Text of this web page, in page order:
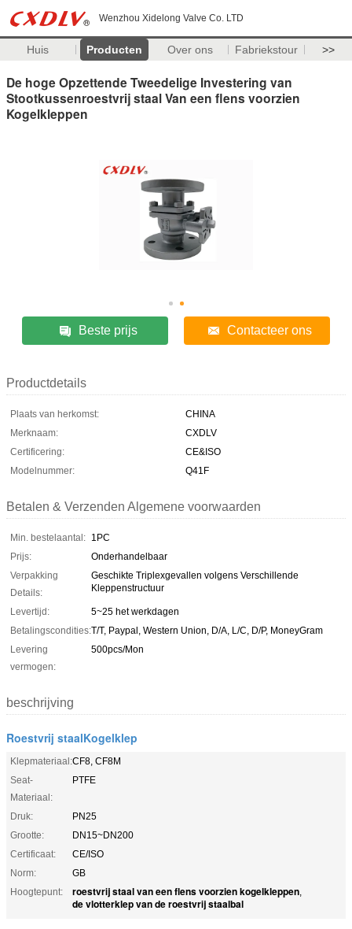
Wenzhou Xidelong Valve Co. LTD
Huis Producten Over ons Fabriekstour >>
De hoge Opzettende Tweedelige Investering van
Stootkussenroestvrij staal Van een flens voorzien
Kogelkleppen
Beste prijs Contacteer ons
Productdetails
Plaats van herkomst:
CHINA
Merknaam:
CXDLV
Certificering:
CE&ISO
Modelnummer:
Q41F
Betalen & Verzenden Algemene voorwaarden
Min. bestelaantal: 1PC
Prijs:
Onderhandelbaar
Verpakking
Details:
Geschikte Triplexgevallen volgens Verschillende
Kleppenstructuur
Levertijd:
5~25 het werkdagen
Betalingscondities:T/T, Paypal, Western Union, D/A, L/C, D/P, MoneyGram
Levering
vermogen:
500pcs/Mon
beschrijving
Roestvrij staalKogelklep
Klepmateriaal:CF8, CF8M
Seat-
Materiaal:
PTFE
Druk:
PN25
Grootte:
DN15~DN200
Certificaat:
CE/ISO
Norm:
GB
Hoogtepunt:
roestvrij staal van een flens voorzien kogelkleppen,
de vlotterklep van de roestvrij staalbal